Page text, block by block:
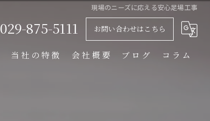
現場のニーズに応える安心足場工事
029-875-5111 お問い合わせはこちら
当社の特徴 会社概要 ブログ コラム